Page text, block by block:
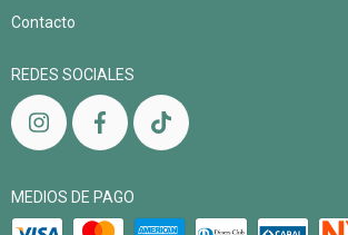
Contacto
REDES SOCIALES
MEDIOS DE PAGO